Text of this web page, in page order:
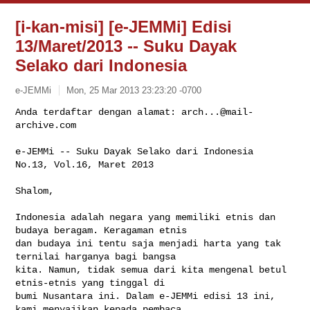
[i-kan-misi] [e-JEMMi] Edisi
13/Maret/2013 -- Suku Dayak
Selako dari Indonesia
e-JEMMi Mon, 25 Mar 2013 23:23:20 -0700
Anda terdaftar dengan alamat: arch...@mail-
archive.com
e-JEMMi -- Suku Dayak Selako dari Indonesia
No.13, Vol.16, Maret 2013
Shalom,
Indonesia adalah negara yang memiliki etnis dan
budaya beragam. Keragaman etnis
dan budaya ini tentu saja menjadi harta yang tak
ternilai harganya bagi bangsa
kita. Namun, tidak semua dari kita mengenal betul
etnis-etnis yang tinggal di
bumi Nusantara ini. Dalam e-JEMMi edisi 13 ini,